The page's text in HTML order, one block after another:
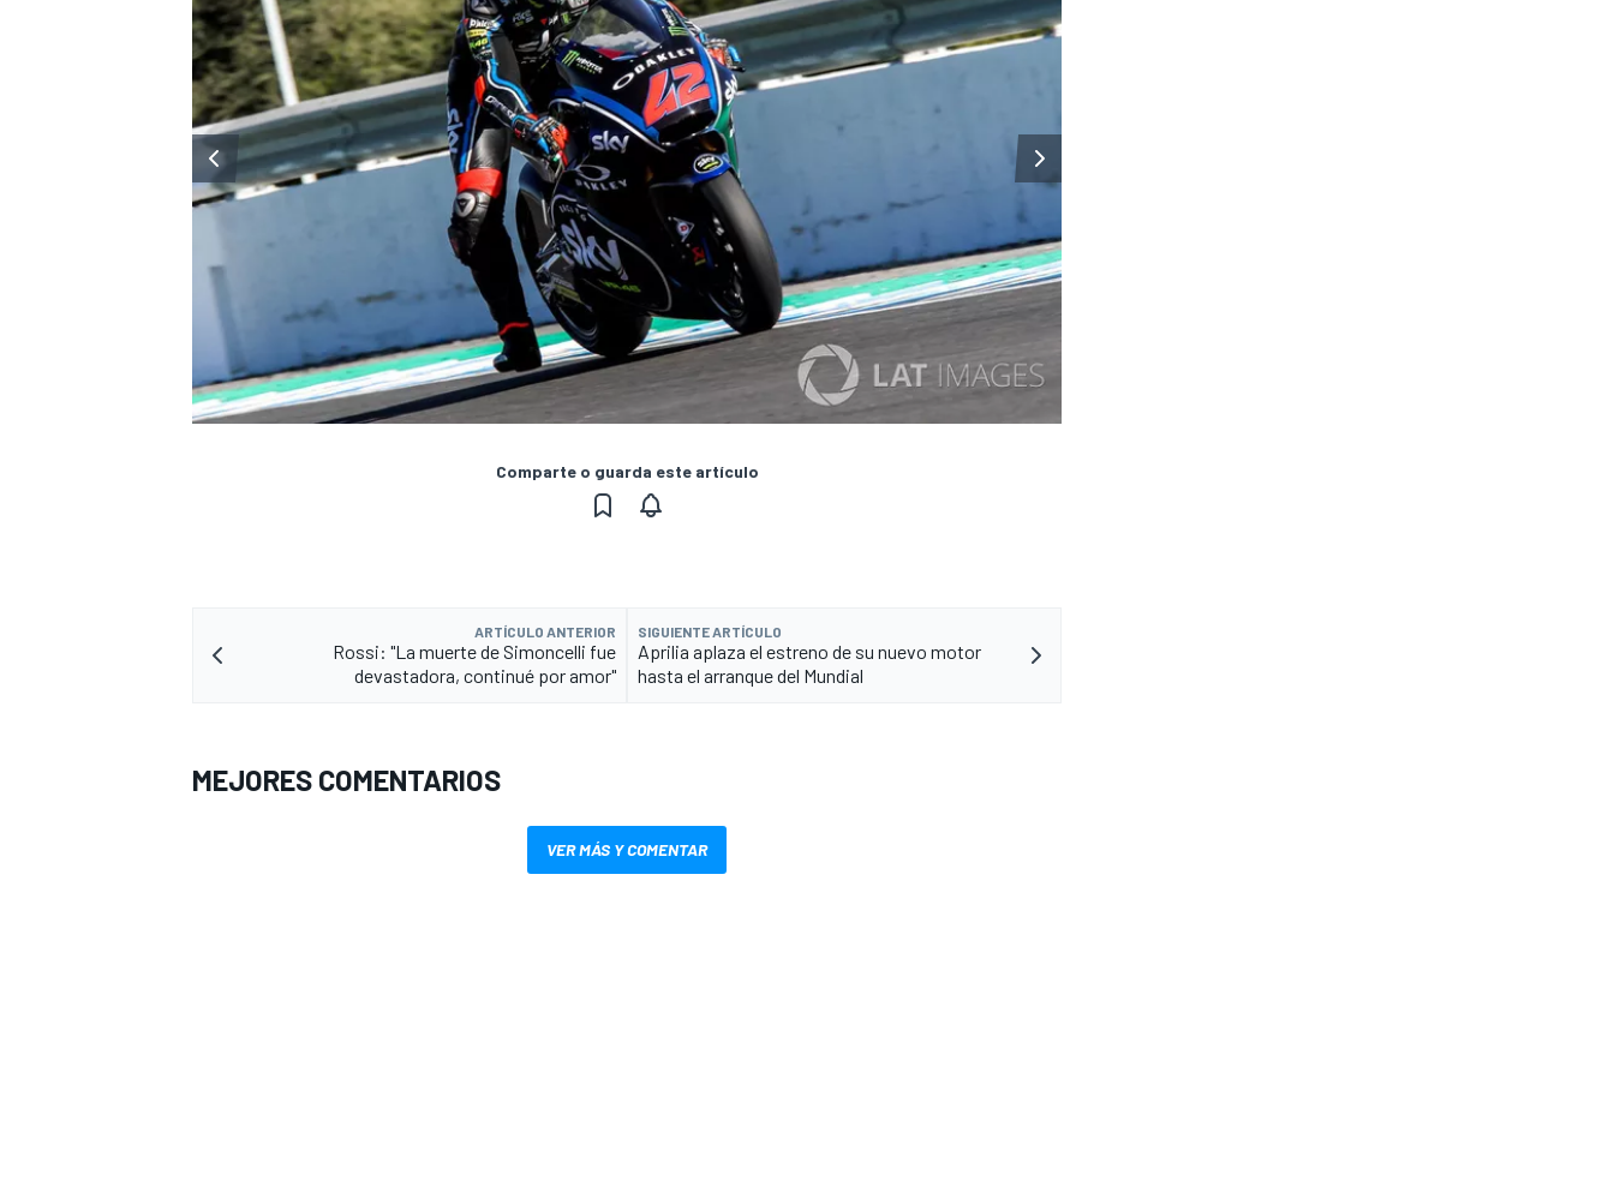
Comparte o guarda este artículo
ARTÍCULO ANTERIOR
Rossi: "La muerte de Simoncelli fue
devastadora, continué por amor"
SIGUIENTE ARTÍCULO
Aprilia aplaza el estreno de su nuevo motor
hasta el arranque del Mundial
MEJORES COMENTARIOS
VER MÁS Y COMENTAR